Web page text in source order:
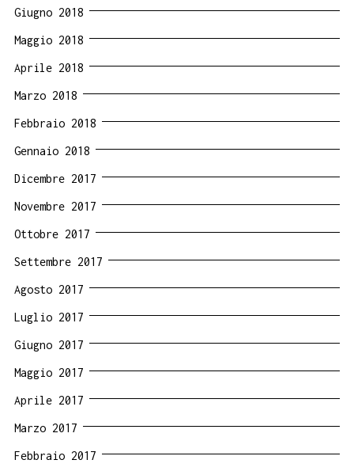
Giugno 2018
Maggio 2018
Aprile 2018
Marzo 2018
Febbraio 2018
Gennaio 2018
Dicembre 2017
Novembre 2017
Ottobre 2017
Settembre 2017
Agosto 2017
Luglio 2017
Giugno 2017
Maggio 2017
Aprile 2017
Marzo 2017
Febbraio 2017